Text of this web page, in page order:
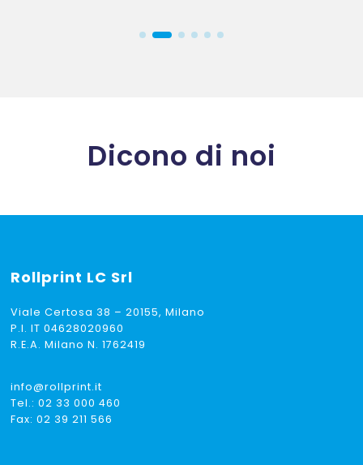
originale
attuale
Dicono di noi
Rollprint LC Srl
Viale Certosa 38 – 20155, Milano
P.I. IT 04628020960
R.E.A. Milano N. 1762419
info@rollprint.it
Tel.:02 33 000 460
Fax: 02 39 211 566